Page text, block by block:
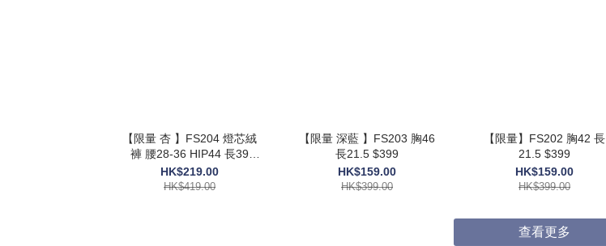
【限量 杏 】FS204 燈芯絨
褲 腰28-36 HIP44 長39
$419
HK$219.00
HK$419.00
【限量 深藍 】FS203 胸46
長21.5 $399
HK$159.00
HK$399.00
【限量】FS202 胸42 長
21.5 $399
HK$159.00
HK$399.00
查看更多